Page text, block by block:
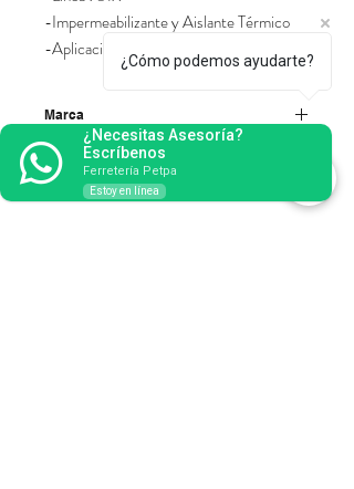
-Impermeabilizante y Aislante Térmico
-Aplicación para 3 años
Marca
Corona
¿Cómo podemos ayudarte?
¿Necesitas Asesoría?
Escríbenos
Ferretería Petpa
Estoy en línea